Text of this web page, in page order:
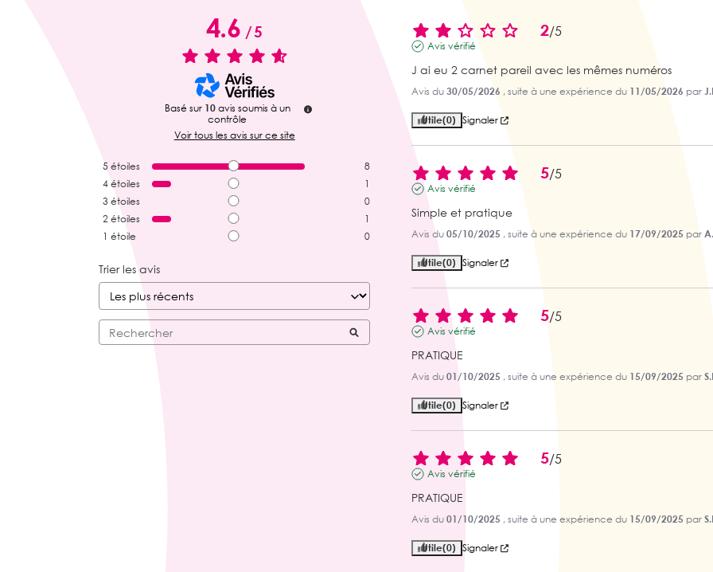
4.6/5
Basé sur 10 avis soumis à un
contrôle
Voir tous les avis sur ce site
5 étoiles
8
4 étoiles
1
3 étoiles
0
2 étoiles
1
1 étoile 0
Trier les avis
2/5
Avis vérifié
J ai eu 2 carnet pareil avec les mêmes numéros
Avis du 30/05/2026 , suite à une expérience du 11/05/2026 par
Utile(0) Signaler
5/5
Avis vérifié
Simple et pratique
Avis du 05/10/2025 , suite à une expérience du 17/09/2025 par
Utile(0) Signaler
5/5
Avis vérifié
PRATIQUE
Avis du 01/10/2025 , suite à une expérience du 15/09/2025 par
Utile(0) Signaler
5/5
Avis vérifié
PRATIQUE
Avis du 01/10/2025 , suite à une expérience du 15/09/2025 par
Utile(0) Signaler